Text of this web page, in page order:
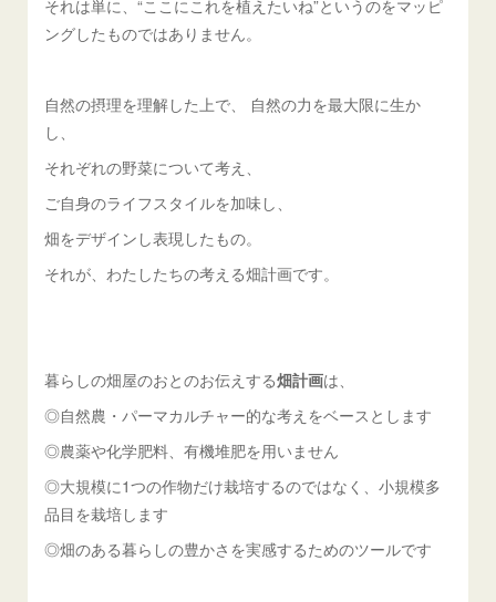
それは単に、“ここにこれを植えたいね”というのをマッピ
ングしたものではありません。
自然の摂理を理解した上で、 自然の力を最大限に生か
し、
それぞれの野菜について考え、
ご自身のライフスタイルを加味し、
畑をデザインし表現したもの。
それが、わたしたちの考える畑計画です。
暮らしの畑屋のおとのお伝えする畑計画は、
◎自然農・パーマカルチャー的な考えをベースとします
◎農薬や化学肥料、有機堆肥を用いません
◎大規模に1つの作物だけ栽培するのではなく、小規模多
品目を栽培します
◎畑のある暮らしの豊かさを実感するためのツールです